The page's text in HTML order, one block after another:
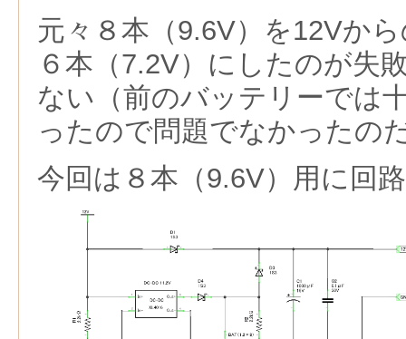
元々８本（9.6V）を12Vか
６本（7.2V）にしたのが失
ない（前のバッテリーでは
ったので問題でなかったの
今回は８本（9.6V）用に回